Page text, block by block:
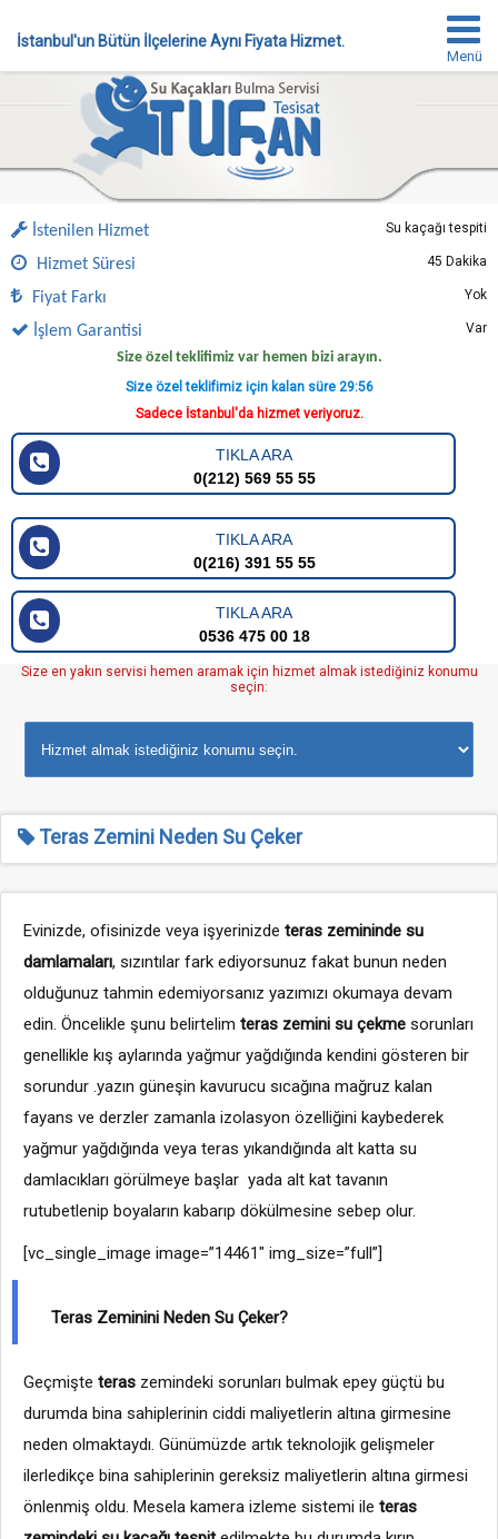
İstanbul'un Bütün İlçelerine Aynı Fiyata Hizmet.
Menü
İstenilen Hizmet Su kaçağı tespiti
Hizmet Süresi 45 Dakika
Fiyat Farkı Yok
İşlem Garantisi Var
Size özel teklifimiz var hemen bizi arayın.
Size özel teklifimiz için kalan süre 29:55
Sadece İstanbul'da hizmet veriyoruz.
TIKLA ARA
0(212) 569 55 55
TIKLA ARA
0(216) 391 55 55
TIKLA ARA
0536 475 00 18
Size en yakın servisi hemen aramak için hizmet almak istediğiniz konumu
seçin:
Teras Zemini Neden Su Çeker
Evinizde, ofisinizde veya işyerinizde teras zemininde su
damlamaları, sızıntılar fark ediyorsunuz fakat bunun neden
olduğunuz tahmin edemiyorsanız yazımızı okumaya devam
edin. Öncelikle şunu belirtelim teras zemini su çekme sorunları
genellikle kış aylarında yağmur yağdığında kendini gösteren bir
sorundur .yazın güneşin kavurucu sıcağına mağruz kalan
fayans ve derzler zamanla izolasyon özelliğini kaybederek
yağmur yağdığında veya teras yıkandığında alt katta su
damlacıkları görülmeye başlar yada alt kat tavanın
rutubetlenip boyaların kabarıp dökülmesine sebep olur.
[vc_single_image image=”14461″ img_size=”full”]
Teras Zeminini Neden Su Çeker?
Geçmişte teras zemindeki sorunları bulmak epey güçtü bu
durumda bina sahiplerinin ciddi maliyetlerin altına girmesine
neden olmaktaydı. Günümüzde artık teknolojik gelişmeler
ilerledikçe bina sahiplerinin gereksiz maliyetlerin altına girmesi
önlenmiş oldu. Mesela kamera izleme sistemi ile teras